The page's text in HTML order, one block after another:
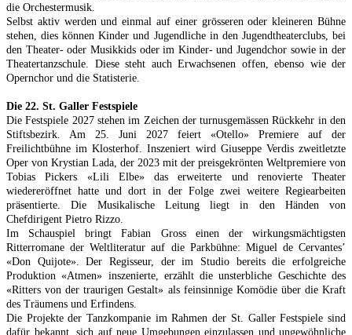
die Orchestermusik.
Selbst aktiv werden und einmal auf einer grösseren oder kleineren Bühne
stehen, dies können Kinder und Jugendliche in den Jugendtheaterclubs, bei
den Theater- oder Musikkids oder im Kinder- und Jugendchor sowie in der
Theatertanzschule. Diese steht auch Erwachsenen offen, ebenso wie der
Opernchor und die Statisterie.
Die 22. St. Galler Festspiele
Die Festspiele 2027 stehen im Zeichen der turnusgemässen Rückkehr in den
Stiftsbezirk. Am 25. Juni 2027 feiert «Otello» Premiere auf der
Freilichtbühne im Klosterhof. Inszeniert wird Giuseppe Verdis zweitletzte
Oper von Krystian Lada, der 2023 mit der preisgekrönten Weltpremiere von
Tobias Pickers «Lili Elbe» das erweiterte und renovierte Theater
wiedereröffnet hatte und dort in der Folge zwei weitere Regiearbeiten
präsentierte. Die Musikalische Leitung liegt in den Händen von
Chefdirigent Pietro Rizzo.
Im Schauspiel bringt Fabian Gross einen der wirkungsmächtigsten
Ritterromane der Weltliteratur auf die Parkbühne: Miguel de Cervantes’
«Don Quijote». Der Regisseur, der im Studio bereits die erfolgreiche
Produktion «Atmen» inszenierte, erzählt die unsterbliche Geschichte des
«Ritters von der traurigen Gestalt» als feinsinnige Komödie über die Kraft
des Träumens und Erfindens.
Die Projekte der Tanzkompanie im Rahmen der St. Galler Festspiele sind
dafür bekannt, sich auf neue Umgebungen einzulassen und ungewöhnliche